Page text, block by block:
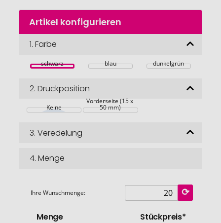
Zum
Anfang
Bildgalerie
Artikel konfigurieren
1. Farbe
schwarz blau dunkelgrün
2. Druckposition
Keine
Vorderseite (15 x
50 mm)
3. Veredelung
4. Menge
Ihre Wunschmenge:
Menge
Stückpreis*